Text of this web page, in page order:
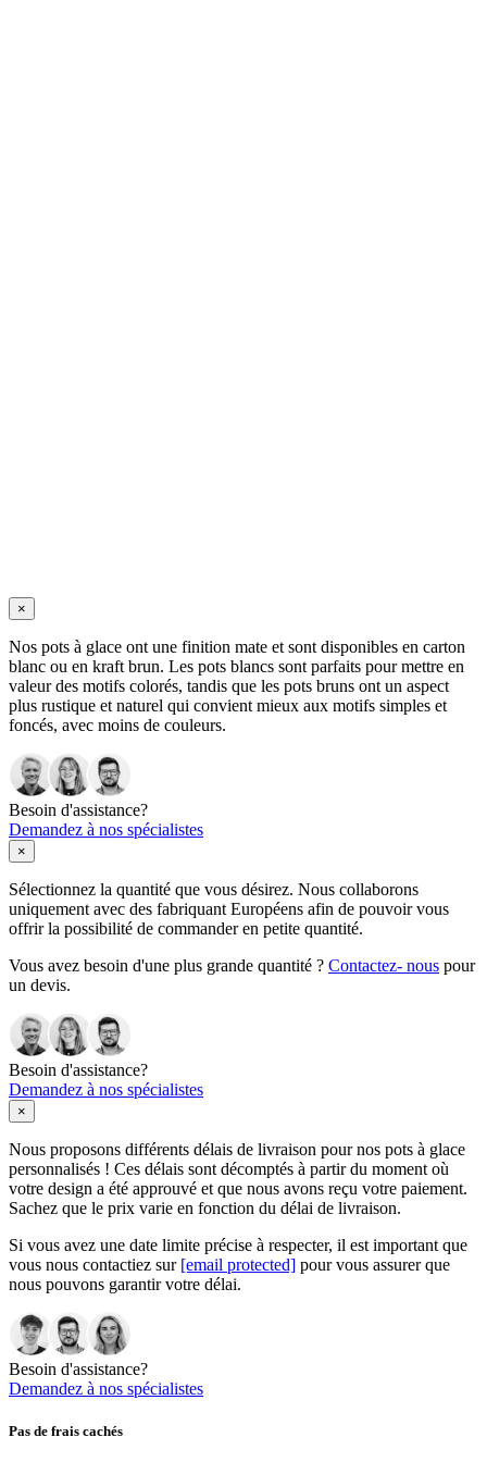
×
Nos pots à glace ont une finition mate et sont disponibles en carton
blanc ou en kraft brun. Les pots blancs sont parfaits pour mettre en
valeur des motifs colorés, tandis que les pots bruns ont un aspect
plus rustique et naturel qui convient mieux aux motifs simples et
foncés, avec moins de couleurs.
Besoin d'assistance?
Demandez à nos spécialistes
×
Sélectionnez la quantité que vous désirez. Nous collaborons
uniquement avec des fabriquant Européens afin de pouvoir vous
offrir la possibilité de commander en petite quantité.
Vous avez besoin d'une plus grande quantité ? Contactez- nous pour
un devis.
Besoin d'assistance?
Demandez à nos spécialistes
×
Nous proposons différents délais de livraison pour nos pots à glace
personnalisés ! Ces délais sont décomptés à partir du moment où
votre design a été approuvé et que nous avons reçu votre paiement.
Sachez que le prix varie en fonction du délai de livraison.
Si vous avez une date limite précise à respecter, il est important que
vous nous contactiez sur [email protected] pour vous assurer que
nous pouvons garantir votre délai.
Besoin d'assistance?
Demandez à nos spécialistes
Pas de frais cachés